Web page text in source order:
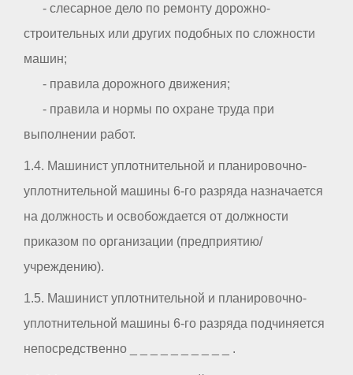
- слесарное дело по ремонту дорожно-
строительных или других подобных по сложности
машин;
- правила дорожного движения;
- правила и нормы по охране труда при
выполнении работ.
1.4. Машинист уплотнительной и планировочно-
уплотнительной машины 6-го разряда назначается
на должность и освобождается от должности
приказом по организации (предприятию/
учреждению).
1.5. Машинист уплотнительной и планировочно-
уплотнительной машины 6-го разряда подчиняется
непосредственно _ _ _ _ _ _ _ _ _ _ .